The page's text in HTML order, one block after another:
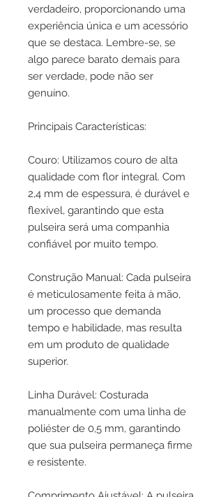
verdadeiro, proporcionando uma
experiência única e um acessório
que se destaca. Lembre-se, se
algo parece barato demais para
ser verdade, pode não ser
genuíno.
Principais Características:
Couro: Utilizamos couro de alta
qualidade com flor integral. Com
2,4 mm de espessura, é durável e
flexível, garantindo que esta
pulseira será uma companhia
confiável por muito tempo.
Construção Manual: Cada pulseira
é meticulosamente feita à mão,
um processo que demanda
tempo e habilidade, mas resulta
em um produto de qualidade
superior.
Linha Durável: Costurada
manualmente com uma linha de
poliéster de 0,5 mm, garantindo
que sua pulseira permaneça firme
e resistente.